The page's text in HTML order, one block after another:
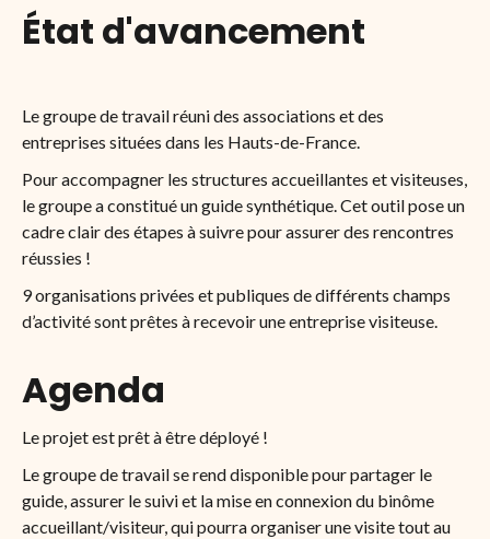
‍État d'avancement
Le groupe de travail réuni des associations et des
entreprises situées dans les Hauts-de-France.
Pour accompagner les structures accueillantes et visiteuses,
le groupe a constitué un guide synthétique. Cet outil pose un
cadre clair des étapes à suivre pour assurer des rencontres
réussies !
9 organisations privées et publiques de différents champs
d’activité sont prêtes à recevoir une entreprise visiteuse.
Agenda
Le projet est prêt à être déployé !
Le groupe de travail se rend disponible pour partager le
guide, assurer le suivi et la mise en connexion du binôme
accueillant/visiteur, qui pourra organiser une visite tout au